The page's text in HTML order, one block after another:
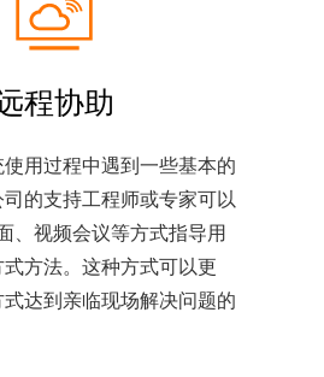
程协助
用过程中遇到一些基本的
的支持工程师或专家可以
、视频会议等方式指导用
式方法。这种方式可以更
达到亲临现场解决问题的